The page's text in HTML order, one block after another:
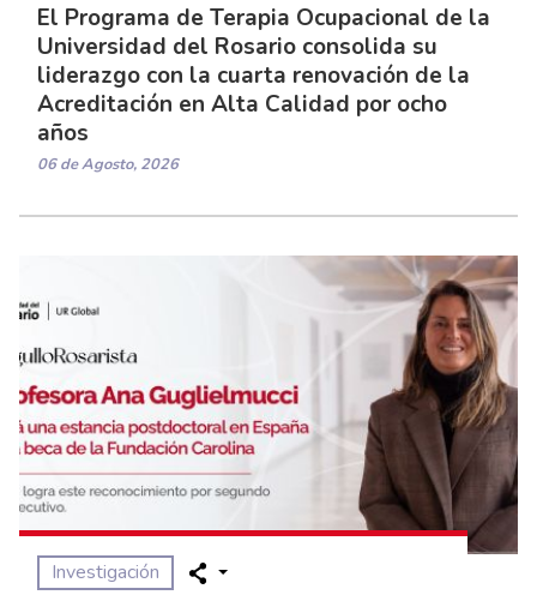
El Programa de Terapia Ocupacional de la
Universidad del Rosario consolida su
liderazgo con la cuarta renovación de la
Acreditación en Alta Calidad por ocho
años
06 de Agosto, 2026
Investigación